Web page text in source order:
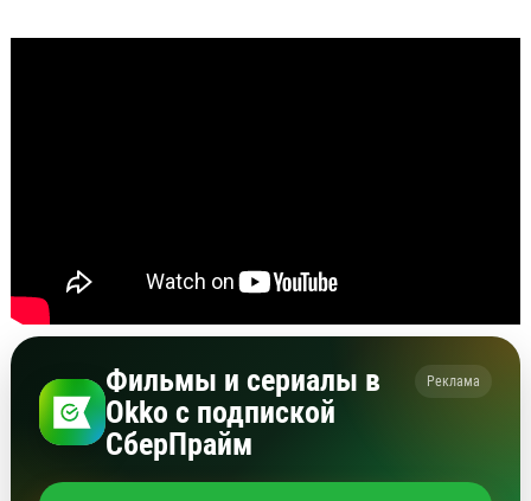
Фильмы и сериалы в
Okko с подпиской
СберПрайм
Реклама